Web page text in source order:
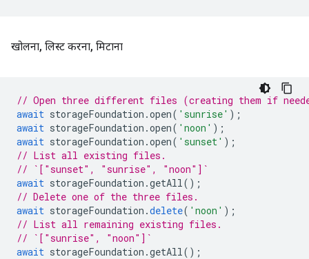
खोलना, लिस्ट करना, मिटाना
// Open three different files (creating them if
await storageFoundation .open( 'sunrise' );
await storageFoundation .open( 'noon' );
await storageFoundation .open( 'sunset' );
// List all existing files.
// `["sunset", "sunrise", "noon"]`
await storageFoundation .getAll();
// Delete one of the three files.
await storageFoundation .delete( 'noon' );
// List all remaining existing files.
// `["sunrise", "noon"]`
await storageFoundation .getAll();